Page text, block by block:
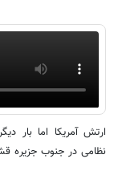
ارتش آمریکا اما بار
نظامی در جنوب جزیره